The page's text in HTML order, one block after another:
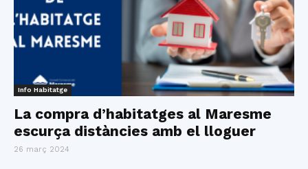
Info Habitatge
La compra d’habitatges al Maresme
escurça distàncies amb el lloguer
26 març 2024